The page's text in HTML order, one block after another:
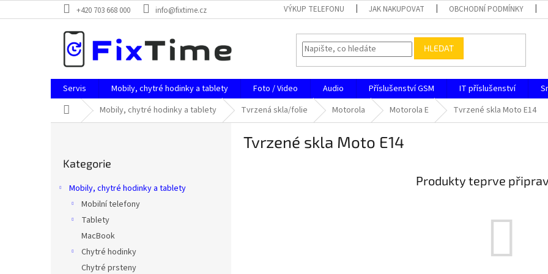
na
+420 703 668 000 info@fixtime.cz VÝKUP TELEFONU JAK NAKUPOVAT OBCHODNÍ PODMÍNKY
HLEDAT
Servis Mobily, chytré hodinky a tablety Foto / Video Audio Příslušenství GSM IT příslušenství
Domů Mobily, chytré hodinky a tablety Tvrzená skla/folie Motorola Motorola E Tvrzené skla Moto E14
kategorie
Kategorie
Mobily, chytré hodinky a tablety
Mobilní telefony
Tablety
MacBook
Chytré hodinky
Chytré prsteny
Tvrzené skla Moto E14
Produkty teprve